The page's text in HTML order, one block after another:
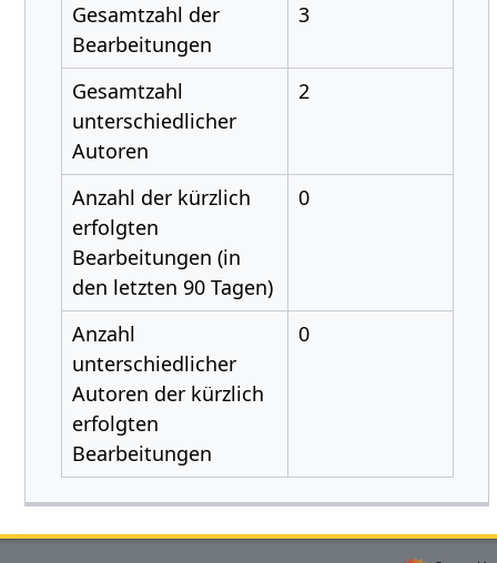
Gesamtzahl der
Bearbeitungen
3
Gesamtzahl
unterschiedlicher
Autoren
2
Anzahl der kürzlich
erfolgten
Bearbeitungen (in
den letzten 90 Tagen)
0
Anzahl
unterschiedlicher
Autoren der kürzlich
erfolgten
Bearbeitungen
0